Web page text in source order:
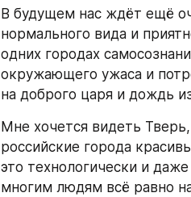
В будущем нас ждёт ещё
нормального вида и
одних городах
окружающего ужаса и
на доброго царя и дождь
Мне хочется видеть
российские города
это технологически и
многим людям всё равно